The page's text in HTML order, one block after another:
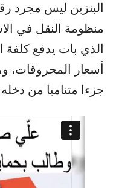
البنزين ليس مجرد
منظومة النقل في
الذي بات يدفع كلفة
أسعار المحروقات،
جزءا متناميا من